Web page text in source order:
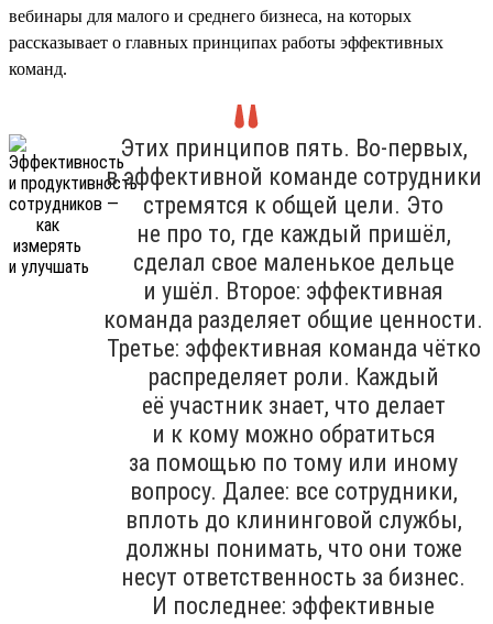
вебинары для малого и среднего бизнеса, на которых
рассказывает о главных принципах работы эффективных
команд.
Этих принципов пять. Во-первых,
в эффективной команде сотрудники
стремятся к общей цели. Это
не про то, где каждый пришёл,
сделал свое маленькое дельце
и ушёл. Второе: эффективная
команда разделяет общие ценности.
Третье: эффективная команда чётко
распределяет роли. Каждый
её участник знает, что делает
и к кому можно обратиться
за помощью по тому или иному
вопросу. Далее: все сотрудники,
вплоть до клининговой службы,
должны понимать, что они тоже
несут ответственность за бизнес.
И последнее: эффективные